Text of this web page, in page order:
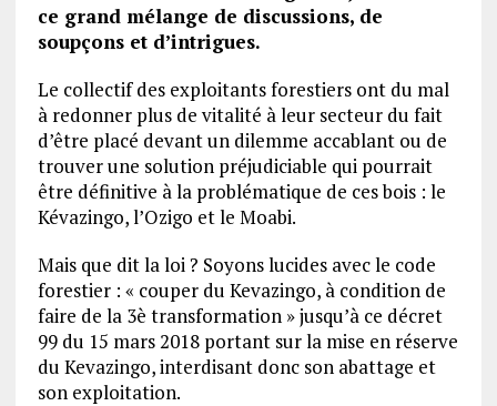
ce grand mélange de discussions, de
soupçons et d’intrigues.
Le collectif des exploitants forestiers ont du mal
à redonner plus de vitalité à leur secteur du fait
d’être placé devant un dilemme accablant ou de
trouver une solution préjudiciable qui pourrait
être définitive à la problématique de ces bois : le
Kévazingo, l’Ozigo et le Moabi.
Mais que dit la loi ? Soyons lucides avec le code
forestier : « couper du Kevazingo, à condition de
faire de la 3è transformation » jusqu’à ce décret
99 du 15 mars 2018 portant sur la mise en réserve
du Kevazingo, interdisant donc son abattage et
son exploitation.